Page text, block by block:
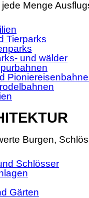
Menge
Tierparks
und wälder
Burgen,
Schlösser
Gärten